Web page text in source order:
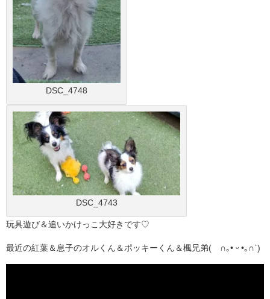
DSC_4748
DSC_4743
玩具遊び＆追いかけっこ大好きです♡
最近の紅葉＆息子のオルくん＆ポッキーくん＆楓兄弟(´∩｡• ᵕ •｡∩`)